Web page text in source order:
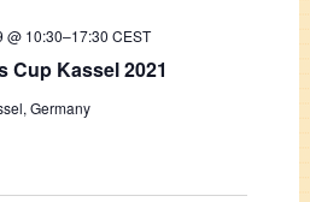
Cup Kassel 2021
@ 10:30–17:30 CEST
Germany